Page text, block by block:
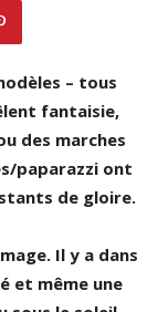
– tous
fantaisie,
des marches
paparazzi ont
de gloire.
Il y a dans
et même une